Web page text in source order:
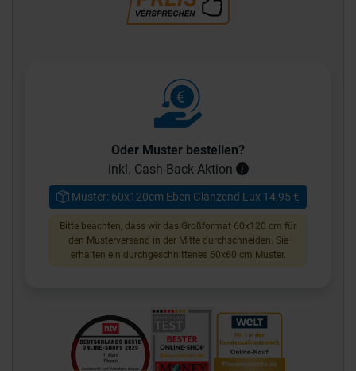
Oder Muster bestellen?
inkl. Cash-Back-Aktion
Muster: 60x120cm Eben Glänzend Lux 14,95 €
Bitte beachten, dass wir das Großformat 60x120 cm für
den Musterversand in der Mitte durchschneiden. Sie
erhalten ein durchgeschnittenes 60x60 cm Muster.